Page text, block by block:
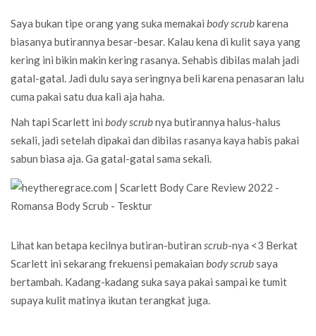
Saya bukan tipe orang yang suka memakai body scrubkarena
biasanya butirannya besar-besar. Kalau kena di kulit saya yang
kering ini bikin makin kering rasanya. Sehabis dibilas malah jadi
gatal-gatal. Jadi dulu saya seringnya beli karena penasaran lalu
cuma pakai satu dua kali aja haha.
Nah tapi Scarlett ini body scrubnya butirannya halus-halus
sekali, jadi setelah dipakai dan dibilas rasanya kaya habis pakai
sabun biasa aja. Ga gatal-gatal sama sekali.
Lihat kan betapa kecilnya butiran-butiran scrub-nya <3 Berkat
Scarlett ini sekarang frekuensi pemakaian body scrubsaya
bertambah. Kadang-kadang suka saya pakai sampai ke tumit
supaya kulit matinya ikutan terangkat juga.